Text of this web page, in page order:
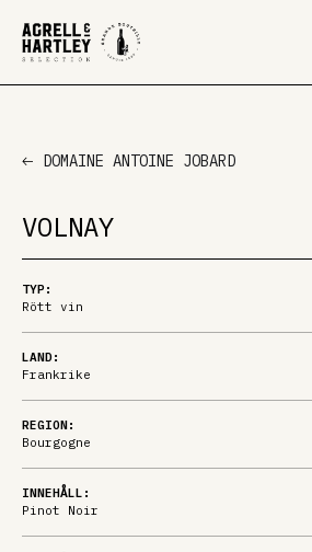
DOMAINE ANTOINE JOBARD
VOLNAY
TYP:
Rött vin
LAND:
Frankrike
REGION:
Bourgogne
INNEHÅLL:
Pinot Noir